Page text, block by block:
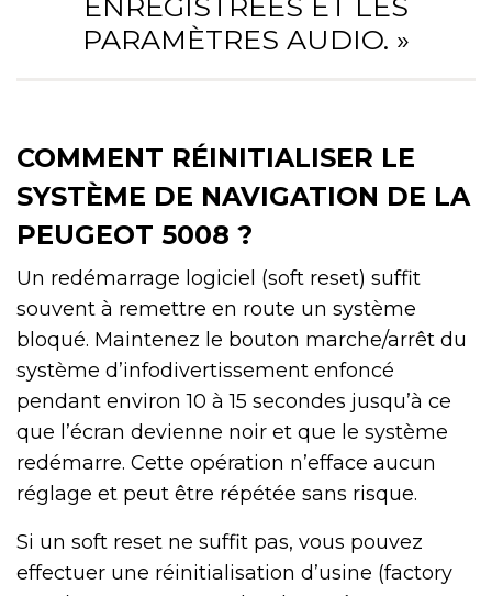
ENREGISTRÉES ET LES
PARAMÈTRES AUDIO. »
COMMENT RÉINITIALISER LE
SYSTÈME DE NAVIGATION DE LA
PEUGEOT 5008 ?
Un redémarrage logiciel (soft reset) suffit
souvent à remettre en route un système
bloqué. Maintenez le bouton marche/arrêt du
système d’infodivertissement enfoncé
pendant environ 10 à 15 secondes jusqu’à ce
que l’écran devienne noir et que le système
redémarre. Cette opération n’efface aucun
réglage et peut être répétée sans risque.
Si un soft reset ne suffit pas, vous pouvez
effectuer une réinitialisation d’usine (factory